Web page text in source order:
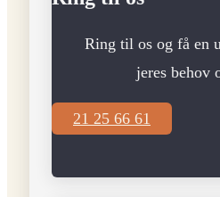
Ring til os og få en
jeres behov
21 25 66 61